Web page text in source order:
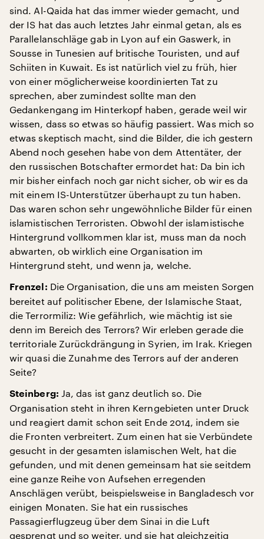
sind. Al-Qaida hat das immer wieder gemacht, und
der IS hat das auch letztes Jahr einmal getan, als es
Parallelanschläge gab in Lyon auf ein Gaswerk, in
Sousse in Tunesien auf britische Touristen, und auf
Schiiten in Kuwait. Es ist natürlich viel zu früh, hier
von einer möglicherweise koordinierten Tat zu
sprechen, aber zumindest sollte man den
Gedankengang im Hinterkopf haben, gerade weil wir
wissen, dass so etwas so häufig passiert. Was mich so
etwas skeptisch macht, sind die Bilder, die ich gestern
Abend noch gesehen habe von dem Attentäter, der
den russischen Botschafter ermordet hat: Da bin ich
mir bisher einfach noch gar nicht sicher, ob wir es da
mit einem IS-Unterstützer überhaupt zu tun haben.
Das waren schon sehr ungewöhnliche Bilder für einen
islamistischen Terroristen. Obwohl der islamistische
Hintergrund vollkommen klar ist, muss man da noch
abwarten, ob wirklich eine Organisation im
Hintergrund steht, und wenn ja, welche.
Frenzel: Die Organisation, die uns am meisten Sorgen
bereitet auf politischer Ebene, der Islamische Staat,
die Terrormiliz: Wie gefährlich, wie mächtig ist sie
denn im Bereich des Terrors? Wir erleben gerade die
territoriale Zurückdrängung in Syrien, im Irak. Kriegen
wir quasi die Zunahme des Terrors auf der anderen
Seite?
Steinberg: Ja, das ist ganz deutlich so. Die
Organisation steht in ihren Kerngebieten unter Druck
und reagiert damit schon seit Ende 2014, indem sie
die Fronten verbreitert. Zum einen hat sie Verbündete
gesucht in der gesamten islamischen Welt, hat die
gefunden, und mit denen gemeinsam hat sie seitdem
eine ganze Reihe von Aufsehen erregenden
Anschlägen verübt, beispielsweise in Bangladesch vor
einigen Monaten. Sie hat ein russisches
Passagierflugzeug über dem Sinai in die Luft
gesprengt und so weiter, und sie hat gleichzeitig